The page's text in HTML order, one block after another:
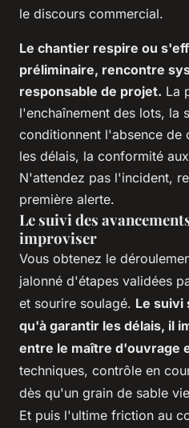
le discours commercial.
Le chantier respire ou
préliminaire, rencontre
responsable de projet. La
l'enchaînement des lots, la
conditionnent l'absence de
les délais, la conformité
N'attendez pas l'incident,
première alerte.
Le suivi des
improviser
Vous obtenez le
jalonné d'étapes validées
et sourire soulagé. Le suivi
qu'à garantir les délais, il
entre le maître d'ouvrage
techniques, contrôle en
dès qu'un grain de sable
Et puis l'ultime friction au